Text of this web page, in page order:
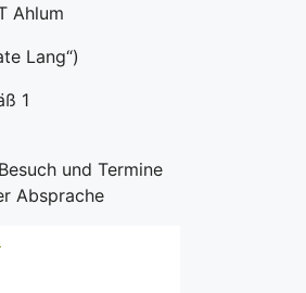
Ahlum
Lang“)
1
und Termine
Absprache